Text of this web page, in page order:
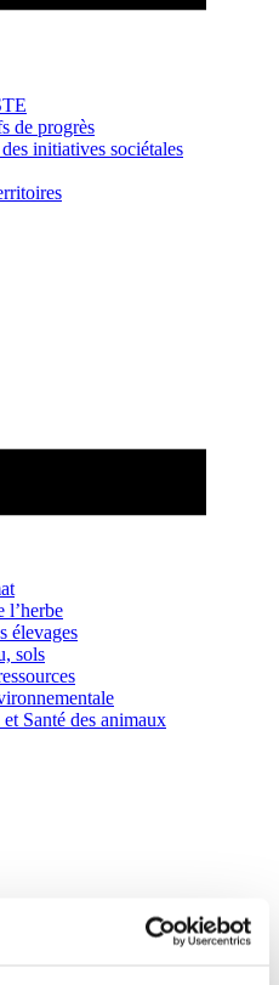
de progrès
initiatives sociétales
l’herbe
élevages
sols
Santé des animaux